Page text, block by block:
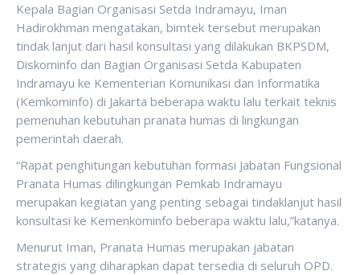
Kepala Bagian Organisasi Setda Indramayu, Iman
Hadirokhman mengatakan, bimtek tersebut merupakan
tindak lanjut dari hasil konsultasi yang dilakukan BKPSDM,
Diskominfo dan Bagian Organisasi Setda Kabupaten
Indramayu ke Kementerian Komunikasi dan Informatika
(Kemkominfo) di Jakarta beberapa waktu lalu terkait teknis
pemenuhan kebutuhan pranata humas di lingkungan
pemerintah daerah.
“Rapat penghitungan kebutuhan formasi Jabatan Fungsional
Pranata Humas dilingkungan Pemkab Indramayu
merupakan kegiatan yang penting sebagai tindaklanjut hasil
konsultasi ke Kemenkominfo beberapa waktu lalu,”katanya.
Menurut Iman, Pranata Humas merupakan jabatan
strategis yang diharapkan dapat tersedia di seluruh OPD.